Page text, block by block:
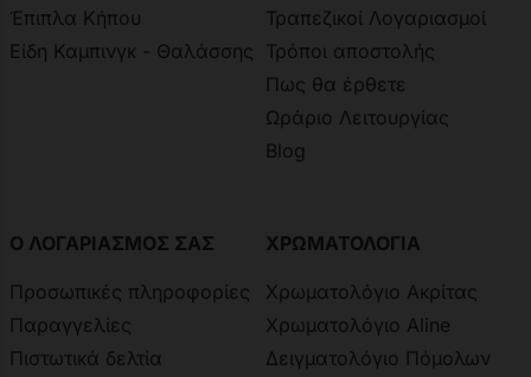
Έπιπλα Κήπου
Είδη Καμπινγκ - Θαλάσσης
Τραπεζικοί Λογαριασμοί
Τρόποι αποστολής
Πως θα έρθετε
Ωράριο Λειτουργίας
Blog
Ο ΛΟΓΑΡΙΑΣΜΟΣ ΣΑΣ
Προσωπικές πληροφορίες
Παραγγελίες
Πιστωτικά δελτία
ΧΡΩΜΑΤΟΛΟΓΙΑ
Χρωματολόγιο Ακρίτας
Χρωματολόγιο Aline
Δειγματολόγιο Πόμολων